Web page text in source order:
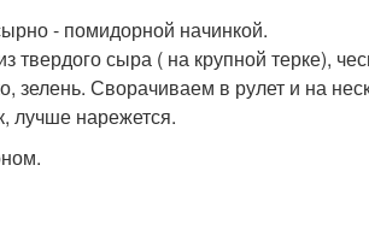
- помидорной начинкой.
твердого сыра ( на крупной терке),
зелень. Сворачиваем в рулет и на
лучше нарежется.